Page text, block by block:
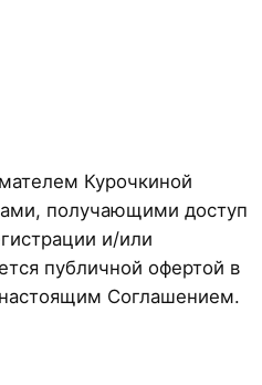
Курочкиной
получающими доступ
и/или
публичной офертой в
настоящим Соглашением.